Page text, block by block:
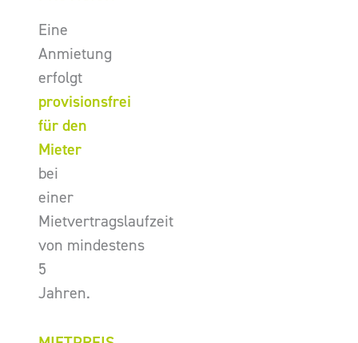
Eine
Anmietung
erfolgt
provisionsfrei
für den
Mieter
bei
einer
Mietvertragslaufzeit
von mindestens
5
Jahren.